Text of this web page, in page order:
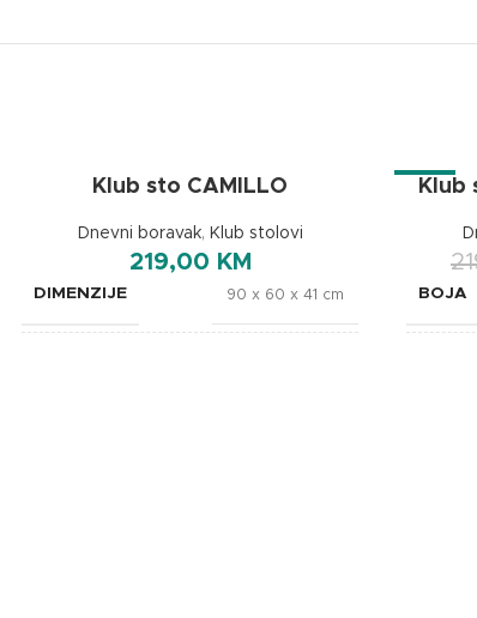
Klub sto CAMILLO
Dnevni boravak, Klub stolovi
219,00 KM
DIMENZIJE 90 x 60 x 41 cm
-37%
Klub
BOJA